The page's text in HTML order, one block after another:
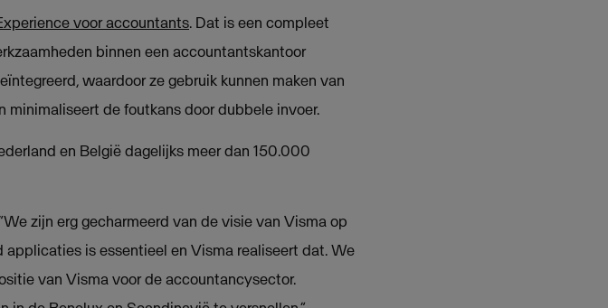
voor accountants. Dat is een compleet
binnen een accountantskantoor
waardoor ze gebruik kunnen maken van
de foutkans door dubbele invoer.
en België dagelijks meer dan 150.000
zijn erg gecharmeerd van de visie van Visma op
is essentieel en Visma realiseert dat. We
van Visma voor de accountancysector.